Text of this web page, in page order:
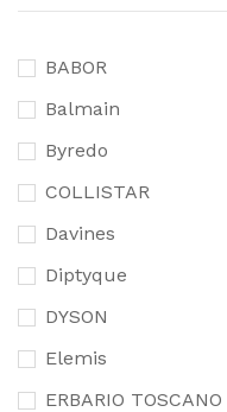
BABOR
Balmain
Byredo
COLLISTAR
Davines
Diptyque
DYSON
Elemis
ERBARIO TOSCANO